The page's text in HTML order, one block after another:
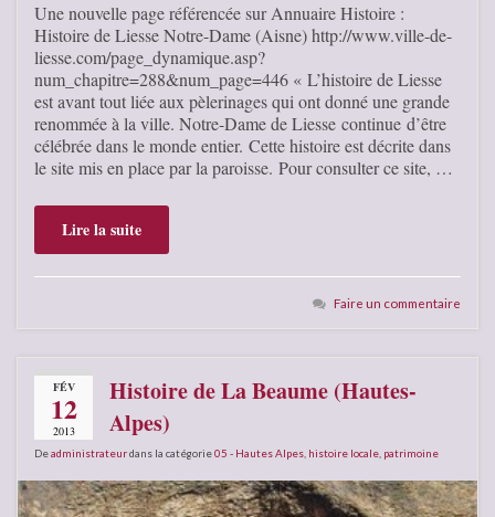
Une nouvelle page référencée sur Annuaire Histoire :
Histoire de Liesse Notre-Dame (Aisne) http://www.ville-de-
liesse.com/page_dynamique.asp?
num_chapitre=288&num_page=446 « L’histoire de Liesse
est avant tout liée aux pèlerinages qui ont donné une grande
renommée à la ville. Notre-Dame de Liesse continue d’être
célébrée dans le monde entier. Cette histoire est décrite dans
le site mis en place par la paroisse. Pour consulter ce site, …
Lire la suite
Faire un commentaire
FÉV
12
2013
Histoire de La Beaume (Hautes-
Alpes)
Deadministrateurdans la catégorie05 - Hautes Alpes histoire locale patrimoine